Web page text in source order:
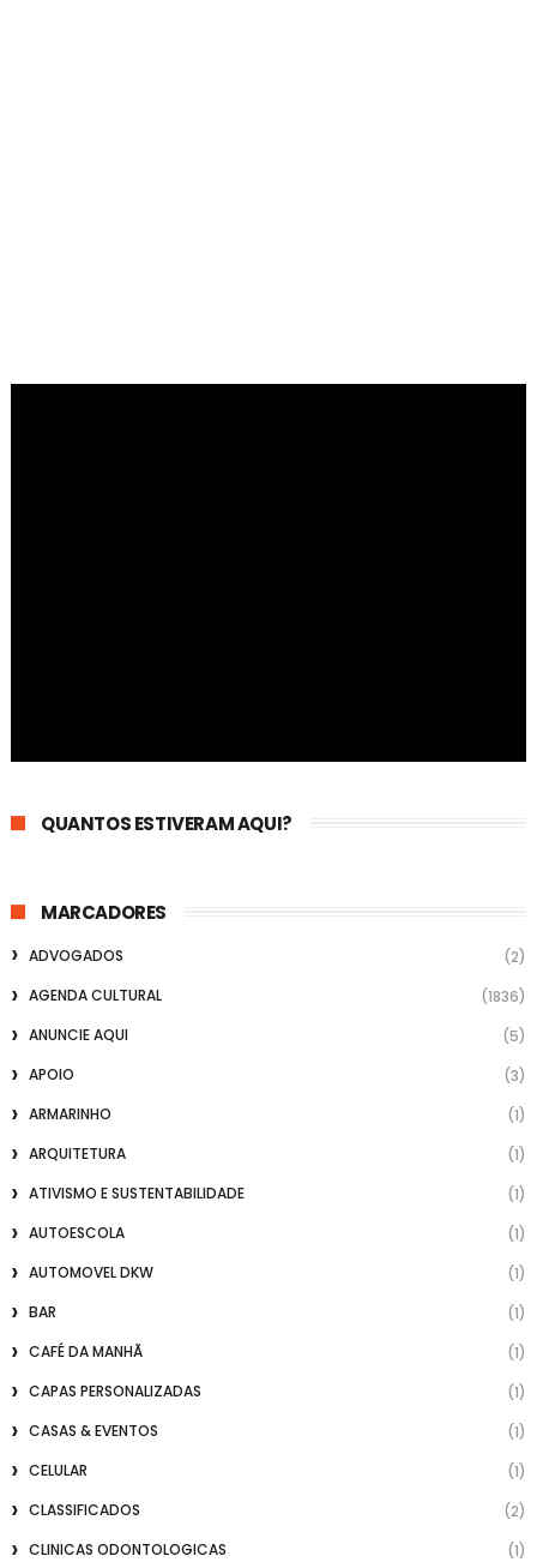
QUANTOS ESTIVERAM AQUI?
MARCADORES
ADVOGADOS
(2)
AGENDA CULTURAL
(1836)
ANUNCIE AQUI
(5)
APOIO
(3)
ARMARINHO
(1)
ARQUITETURA
(1)
ATIVISMO E SUSTENTABILIDADE
(1)
AUTOESCOLA
(1)
AUTOMOVEL DKW
(1)
BAR
(1)
CAFÉ DA MANHÃ
(1)
CAPAS PERSONALIZADAS
(1)
CASAS & EVENTOS
(1)
CELULAR
(1)
CLASSIFICADOS
(2)
CLINICAS ODONTOLOGICAS
(1)